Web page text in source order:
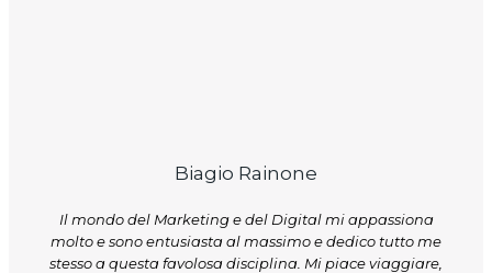
Biagio Rainone
Il mondo del Marketing e del Digital mi appassiona
molto e sono entusiasta al massimo e dedico tutto me
stesso a questa favolosa disciplina. Mi piace viaggiare,